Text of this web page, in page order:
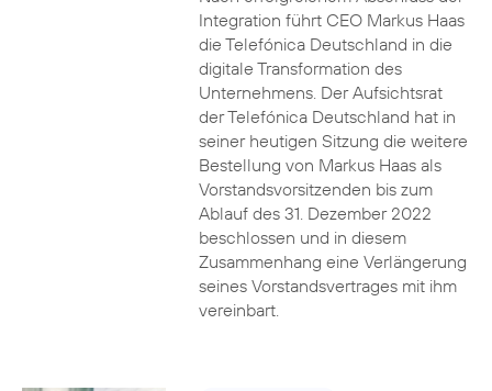
Integration führt CEO Markus Haas
die Telefónica Deutschland in die
digitale Transformation des
Unternehmens. Der Aufsichtsrat
der Telefónica Deutschland hat in
seiner heutigen Sitzung die weitere
Bestellung von Markus Haas als
Vorstandsvorsitzenden bis zum
Ablauf des 31. Dezember 2022
beschlossen und in diesem
Zusammenhang eine Verlängerung
seines Vorstandsvertrages mit ihm
vereinbart.